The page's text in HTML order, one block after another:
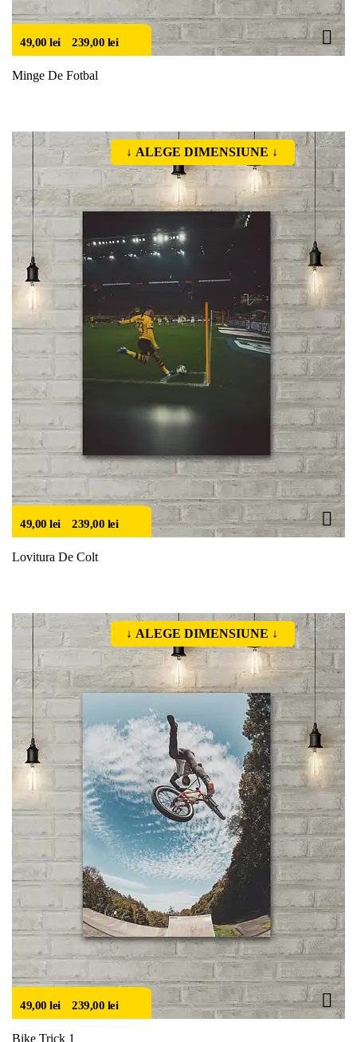
49,00 lei– 239,00 lei
Minge De Fotbal
49,00 lei– 239,00 lei
Lovitura De Colt
49,00 lei– 239,00 lei
Bike Trick 1